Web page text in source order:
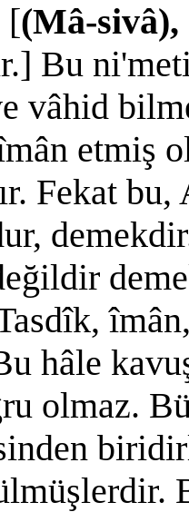
[(Mâ-
Bu
vâhid
etmiş
Fekat bu,
hâle
olmaz.